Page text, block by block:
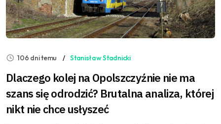
106 dni temu Stanisław Stadnicki
Dlaczego kolej na Opolszczyźnie nie ma
szans się odrodzić? Brutalna analiza, której
nikt nie chce usłyszeć